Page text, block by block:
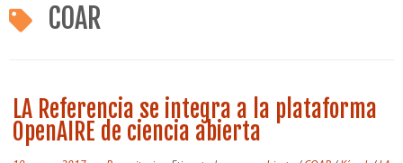
COAR
LA Referencia se integra a la plataforma
OpenAIRE de ciencia abierta